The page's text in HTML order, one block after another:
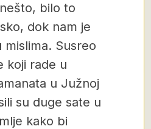
bilo to
dok nam je
Susreo
koji rade u
u Južnoj
su duge sate u
kako bi